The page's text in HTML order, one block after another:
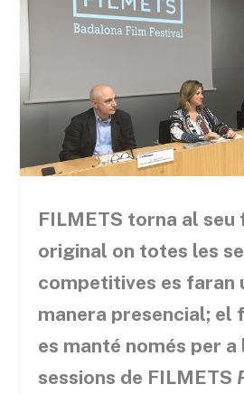
FILMETS torna al
original on totes les
competitives es faran
manera presencial; el
es manté només per a
sessions de FILMETS